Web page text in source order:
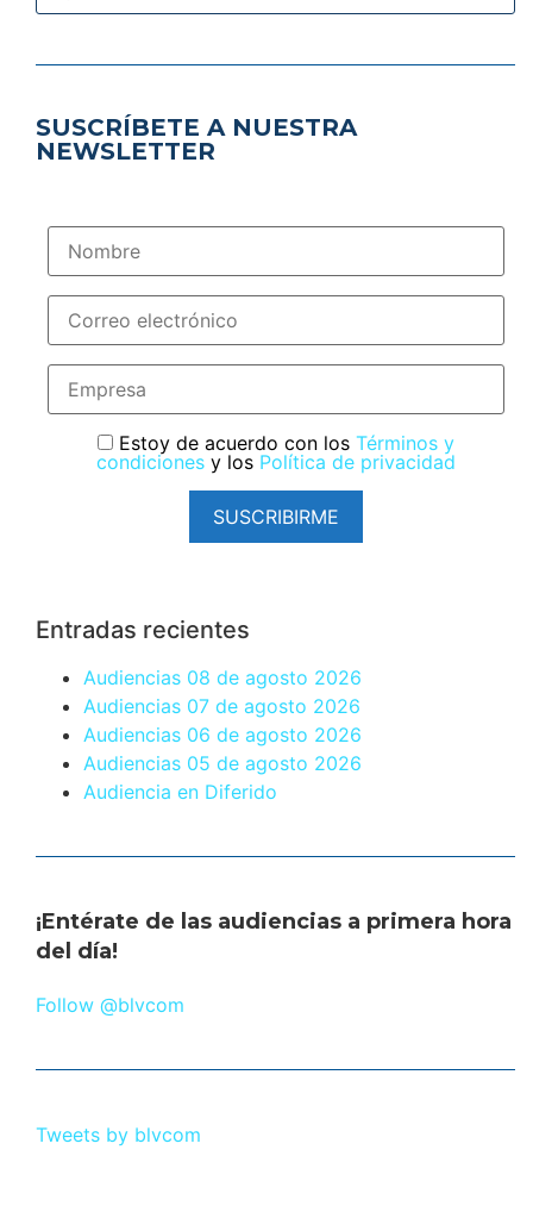
SUSCRÍBETE A NUESTRA
NEWSLETTER
Estoy de acuerdo con los Términos y
condicionesy los Política de privacidad
SUSCRIBIRME
Entradas recientes
Audiencias 08 de agosto 2026
Audiencias 07 de agosto 2026
Audiencias 06 de agosto 2026
Audiencias 05 de agosto 2026
Audiencia en Diferido
¡Entérate de las audiencias a primera hora
del día!
Follow @blvcom
Tweets by blvcom